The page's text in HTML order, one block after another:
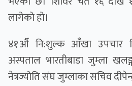
लागेकाे हाे।
४१औँ नि:शुल्क आँखा उपचार
अस्पताल भारतीबाडा जुम्ला
नेत्रज्योति संघ जुम्लाका सचिव